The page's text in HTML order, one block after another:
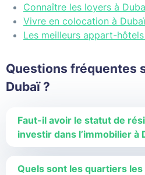
Connaître les loyers à
Vivre en colocation à Dubaï
Les meilleurs appart-
Questions fréquentes
Dubaï ?
Faut-il avoir le statut de
investir dans l’immobilier à
Quels sont les quartiers